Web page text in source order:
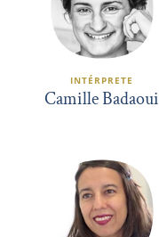
INTÉRPRETE
Camille Badaoui